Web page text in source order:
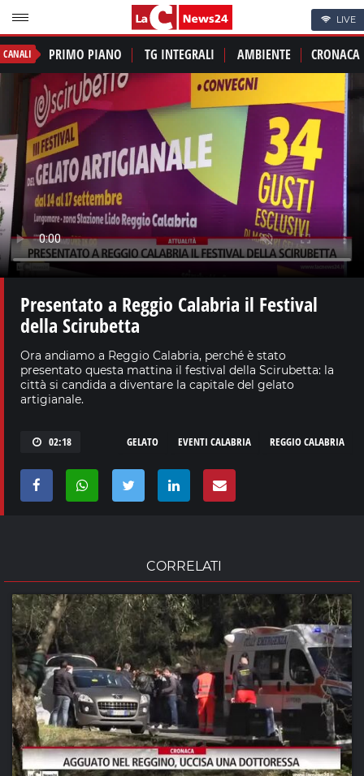
LIVE
CANALI PRIMO PIANO TG INTEGRALI AMBIENTE CRONACA
Presentato a Reggio Calabria il Festival
della Scirubetta
Ora andiamo a Reggio Calabria, perché è stato
presentato questa mattina il festival della Scirubetta: la
città si candida a diventare la capitale del gelato
artigianale.
02:18 REGGIO CALABRIA
EVENTI CALABRIA
GELATO
CORRELATI